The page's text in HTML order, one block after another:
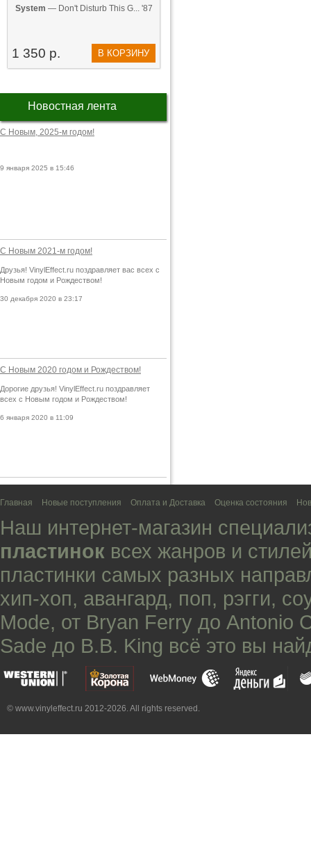
System — Don't Disturb This G... '87
1 350 р. В КОРЗИНУ
Новостная лента
С Новым, 2025-м годом!
9 января 2025 в 15:46
С Новым 2021-м годом!
Друзья! VinylEffect.ru поздравляет вас всех с
Новым годом и Рождеством!
30 декабря 2020 в 23:17
С Новым 2020 годом и Рождеством!
Дорогие друзья! VinylEffect.ru поздравляет
всех с Новым годом и Рождеством!
6 января 2020 в 11:09
Главная Новые поступления Оплата и Доставка Оценка состояния
Наш интернет-магазин
пластинок всех жанров и
пластинки самых разных
хип-хоп, авангард, поп, рэгги,
Mode, от Bryan Ferry до Antonio
Sade до B.B. King всё это вы
© www.vinyleffect.ru 2012-2026. All rights reserved.